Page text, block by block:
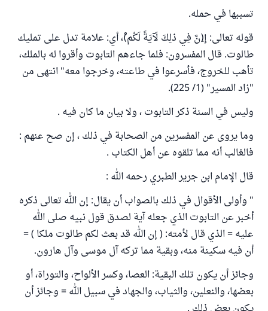
تسببها في حمله.
قوله تعالى: إ(ِنَّ فِي ذلِكَ لَآيَةً لَكُم)ْ، أي: علامة تدل على تمليك
طالوت. قال المفسرون: فلما جاءهم التابوت وأقروا له بالملك،
تأهب للخروج، فأسرعوا في طاعته، وخرجوا معه" انتهى من
"زاد المسير" (1/ 225).
وليس في السنة ذكر التابوت ، ولا بيان ما كان فيه .
وما يروى عن المفسرين من الصحابة في ذلك ، إن صح عنهم :
فالغالب أنه مما تلقوه عن أهل الكتاب .
قال الإمام ابن جرير الطبري رحمه الله :
" وأولى الأقوال في ذلك بالصواب أن يقال: إن الله تعالى ذكره
أخبر عن التابوت الذي جعله آية لصدق قول نبيه صلى الله
عليه = الذي قال لأمته: ( إن الله قد بعث لكم طالوت ملكا ) =
أن فيه سكينة منه، وبقية مما تركه آل موسى وآل هارون.
وجائز أن يكون تلك البقية: العصا، وكسر الألواح، والتوراة، أو
بعضها، والنعلين، والثياب، والجهاد في سبيل الله = وجائز أن